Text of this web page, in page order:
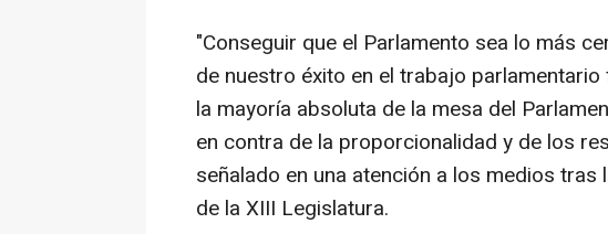
"Conseguir que el Parlamento sea lo más
de nuestro éxito en el trabajo
la mayoría absoluta de la mesa del
en contra de la proporcionalidad y de los
señalado en una atención a los medios
de la XIII Legislatura.